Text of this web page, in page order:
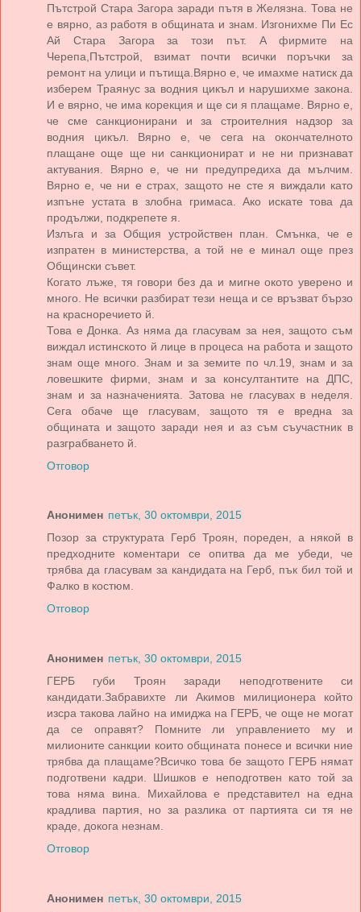
Пътстрой Стара Загора заради пътя в Желязна. Това не
е вярно, аз работя в общината и знам. Изгонихме Пи Ес
Ай Стара Загора за този път. А фирмите на
Черепа,Пътстрой, взимат почти всички поръчки за
ремонт на улици и пътища.Вярно е, че имахме натиск да
изберем Траянус за водния цикъл и нарушихме закона.
И е вярно, че има корекция и ще си я плащаме. Вярно е,
че сме санкционирани и за строителния надзор за
водния цикъл. Вярно е, че сега на окончателното
плащане още ще ни санкционират и не ни признават
актувания. Вярно е, че ни предупредиха да мълчим.
Вярно е, че ни е страх, защото не сте я виждали като
изпъне устата в злобна гримаса. Ако искате това да
продължи, подкрепете я.
Излъга и за Общия устройствен план. Смънка, че е
изпратен в министерства, а той не е минал още през
Общински съвет.
Когато лъже, тя говори без да и мигне окото уверено и
много. Не всички разбират тези неща и се връзват бързо
на красноречието й.
Това е Донка. Аз няма да гласувам за нея, защото съм
виждал истинското й лице в процеса на работа и защото
знам още много. Знам и за земите по чл.19, знам и за
ловешките фирми, знам и за консултантите на ДПС,
знам и за назначенията. Затова не гласувах в неделя.
Сега обаче ще гласувам, защото тя е вредна за
общината и защото заради нея и аз съм съучастник в
разграбването й.
Отговор
Анонимен петък, 30 октомври, 2015
Позор за структурата Герб Троян, пореден, а някой в
предходните коментари се опитва да ме убеди, че
трябва да гласувам за кандидата на Герб, пък бил той и
Фалко в костюм.
Отговор
Анонимен петък, 30 октомври, 2015
ГЕРБ губи Троян заради неподготвените си
кандидати.Забравихте ли Акимов милиционера който
изсра такова лайно на имиджа на ГЕРБ, че още не могат
да се оправят? Помните ли управлението му и
милионите санкции които общината понесе и всички ние
трябва да плащаме?Всичко това бе защото ГЕРБ нямат
подготвени кадри. Шишков е неподготвен като той за
това няма вина. Михайлова е представител на една
крадлива партия, но за разлика от партията си тя не
краде, докога незнам.
Отговор
Анонимен петък, 30 октомври, 2015